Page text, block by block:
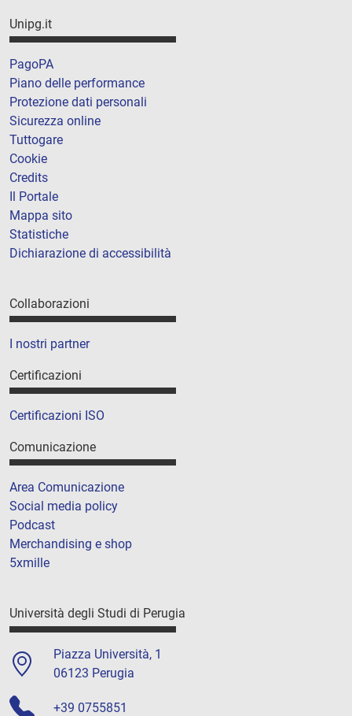
Unipg.it
PagoPA
Piano delle performance
Protezione dati personali
Sicurezza online
Tuttogare
Cookie
Credits
Il Portale
Mappa sito
Statistiche
Dichiarazione di accessibilità
Collaborazioni
I nostri partner
Certificazioni
Certificazioni ISO
Comunicazione
Area Comunicazione
Social media policy
Podcast
Merchandising e shop
5xmille
Università degli Studi di Perugia
Piazza Università, 1
06123 Perugia
+39 0755851